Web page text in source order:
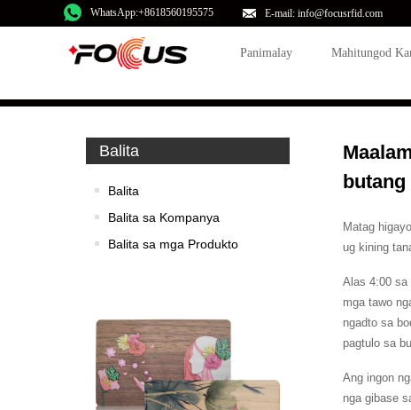
WhatsApp:+8618560195575 E-mail: info@focusrfid.com
Panimalay Mahitungod
Balita
Balita
Balita sa Kompanya
Balita sa mga Produkto
Matag
ug kining
Alas 4:00 sa
mga tawo
ngadto sa
pagtulo sa
Ang ingon
nga gibase